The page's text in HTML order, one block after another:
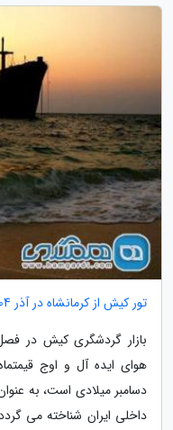
تور کیش از کرمانشاه در آذر 1404: شادی برای همه اعضای خانواده
هوای ایده آل و اوج
دسامبر میلادی است، به
داخلی ایران شناخته می